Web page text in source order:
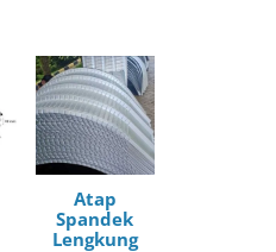
Atap
Spandek
Lengkung